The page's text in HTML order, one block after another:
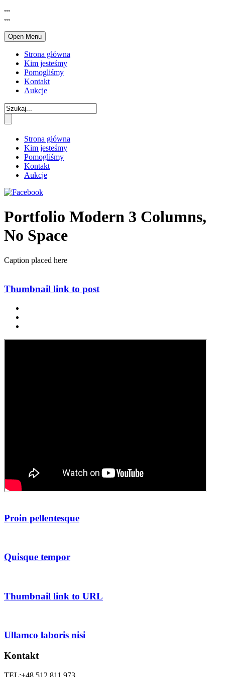
,,,
,,,
Open Menu
Strona główna
Kim jesteśmy
Pomogliśmy
Kontakt
Aukcje
Strona główna
Kim jesteśmy
Pomogliśmy
Kontakt
Aukcje
Portfolio Modern 3 Columns,
No Space
Caption placed here
Thumbnail link to post
Proin pellentesque
Quisque tempor
Thumbnail link to URL
Ullamco laboris nisi
Kontakt
TEL:+48 512 811 973